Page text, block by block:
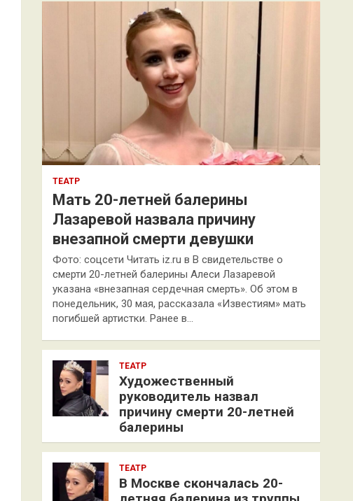
к
ТЕАТР
Мать 20-летней балерины
Лазаревой назвала причину
внезапной смерти девушки
Фото: соцсети Читать iz.ru в В свидетельстве о
смерти 20-летней балерины Алеси Лазаревой
указана «внезапная сердечная смерть». Об этом в
понедельник, 30 мая, рассказала «Известиям» мать
погибшей артистки. Ранее в…
ТЕАТР
Художественный
руководитель назвал
причину смерти 20-летней
балерины
ТЕАТР
В Москве скончалась 20-